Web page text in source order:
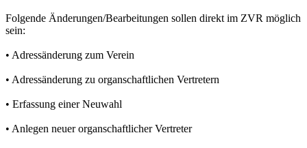
Folgende Änderungen/Bearbeitungen sollen direkt im ZVR möglich
sein:
• Adressänderung zum Verein
• Adressänderung zu organschaftlichen Vertretern
• Erfassung einer Neuwahl
• Anlegen neuer organschaftlicher Vertreter